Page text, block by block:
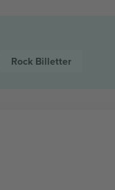
Rock Billetter